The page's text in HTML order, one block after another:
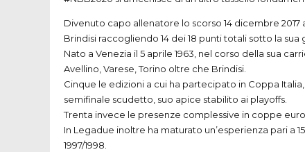
Divenuto capo allenatore lo scorso 14 dicembre
Brindisi raccogliendo 14 dei 18 punti totali sotto la sua
Nato a Venezia il 5 aprile 1963, nel corso della sua
Avellino, Varese, Torino oltre che Brindisi.
Cinque le edizioni a cui ha partecipato in Coppa
semifinale scudetto, suo apice stabilito ai playoffs.
Trenta invece le presenze complessive in coppe
In Legadue inoltre ha maturato un’esperienza pari a
1997/1998.